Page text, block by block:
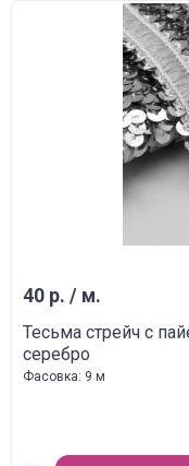
40 р. / м.
Тесьма стрейч с
серебро
Фасовка: 9 м